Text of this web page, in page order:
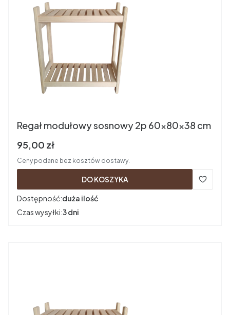
Regał modułowy sosnowy 2p 60x80x38 cm
Cena brutto
95,00 zł
Ceny podane bez kosztów dostawy.
DO KOSZYKA
Dostępność:duża ilość
Czas wysyłki:3 dni